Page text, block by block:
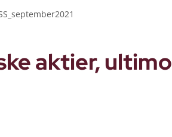
aktier, ultimo